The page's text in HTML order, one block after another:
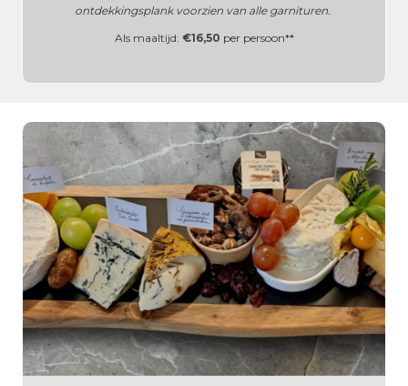
ontdekkingsplank voorzien van alle garnituren.
Als maaltijd: €16,50 per persoon**